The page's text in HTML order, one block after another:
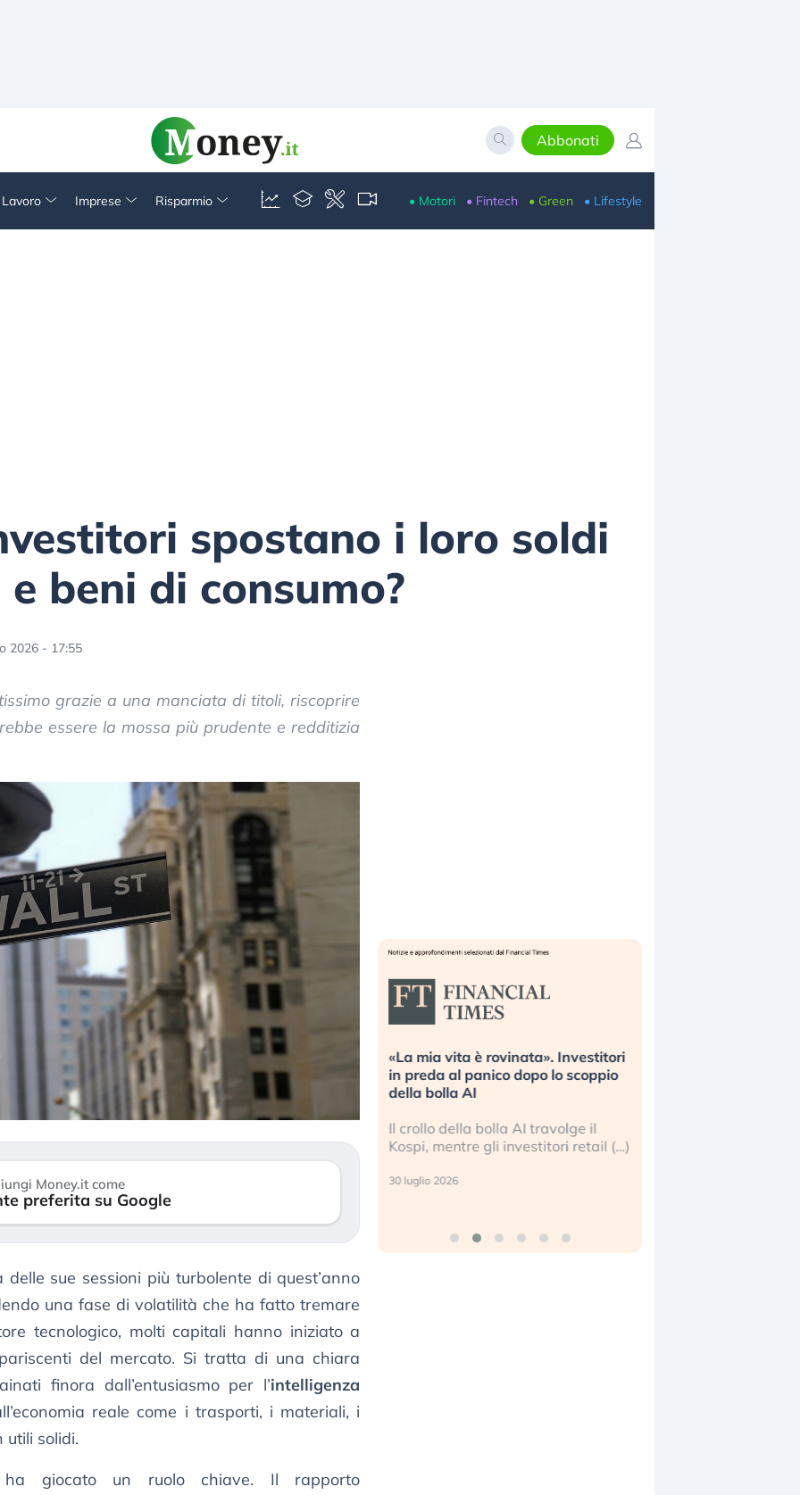
Abbonati
Imprese Risparmio • Motori • Fintech • Green • Lifestyle
spostano i loro soldi
beni di consumo?
2026 - 17:55
grazie a una manciata di titoli, riscoprire
essere la mossa più prudente e redditizia
Money.it come
preferita su Google
sue sessioni più turbolente di quest’anno
una fase di volatilità che ha fatto tremare
tecnologico, molti capitali hanno iniziato a
del mercato. Si tratta di una chiara
finora dall’entusiasmo per l’intelligenza
reale come i trasporti, i materiali, i
utili solidi.
ha giocato un ruolo chiave. Il rapporto
Dalle valutazioni estreme alla
correzione. Cosa sta guidando il
repricing degli asset?
mostrando segni di stanchezza
verso le (…)
3 agosto 2026
«La mia vita è rovinata». Investitori
in preda al panico dopo lo scoppio
della bolla AI
Il crollo della bolla AI travolge il
Kospi, mentre gli investitori retail (…)
30 luglio 2026
Quando la finanza pesa più
dell’economia reale.
sempre più sganciata